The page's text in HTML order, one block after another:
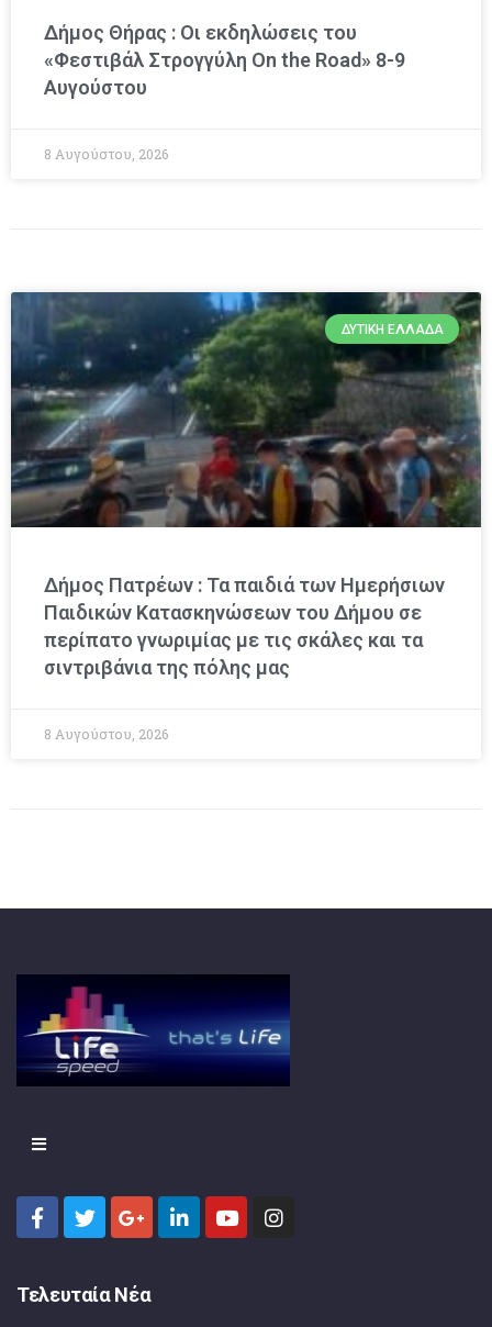
Δήμος Θήρας : Οι εκδηλώσεις του
«Φεστιβάλ Στρογγύλη On the Road» 8-9
Αυγούστου
8 Αυγούστου, 2026
ΔΥΤΙΚΉ ΕΛΛΆΔΑ
Δήμος Πατρέων : Τα παιδιά των Ημερήσιων
Παιδικών Κατασκηνώσεων του Δήμου σε
περίπατο γνωριμίας με τις σκάλες και τα
σιντριβάνια της πόλης μας
8 Αυγούστου, 2026
Τελευταία Νέα